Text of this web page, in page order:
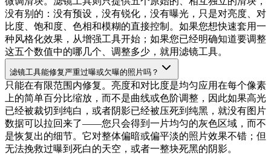
没有别的：没有预设，没有锐化，没有曝光，只是对亮度、对
比度、饱和度、色相和模糊的直接控制。如果您想快速套用一
种风格化效果，从增强工具开始；如果您已经明确知道要调整
这五个数值中的哪几个、调整多少，就用滤镜工具。
滤镜工具能修复严重过曝或欠曝的照片吗？
只能在有限范围内修复。亮度和对比度是均匀应用在每个像素
上的简单百分比缩放，而不是曲线或色阶调整，因此如果高光
已经被裁切到纯白，或者阴影已经被压死到纯黑，就没有图片
数据可以拉回来了——您只会得到一片均匀的灰色区域，而不
是恢复出的细节。它对整体偏暗或偏平淡的照片效果不错；但
无法挽救过曝到死白的天空，或者一整块死黑的阴影。